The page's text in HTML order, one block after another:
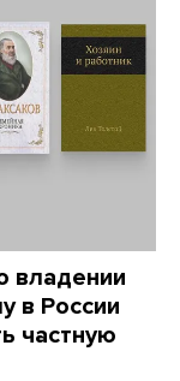
владении
в России
частную